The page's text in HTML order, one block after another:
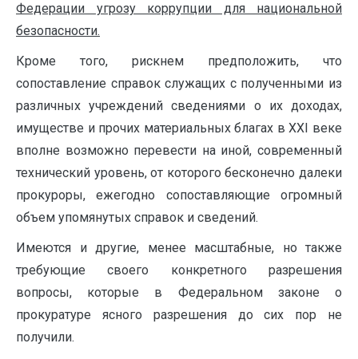
Федерации угрозу коррупции для национальной
безопасности.
Кроме того, рискнем предположить, что
сопоставление справок служащих с полученными из
различных учреждений сведениями о их доходах,
имуществе и прочих материальных благах в ХХI веке
вполне возможно перевести на иной, современный
технический уровень, от которого бесконечно далеки
прокуроры, ежегодно сопоставляющие огромный
объем упомянутых справок и сведений.
Имеются и другие, менее масштабные, но также
требующие своего конкретного разрешения
вопросы, которые в Федеральном законе о
прокуратуре ясного разрешения до сих пор не
получили.